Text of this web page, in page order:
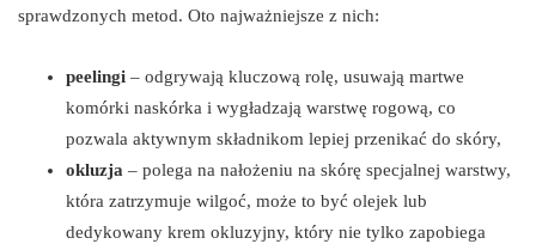
sprawdzonych metod. Oto najważniejsze z nich:
peelingi – odgrywają kluczową rolę, usuwają martwe
komórki naskórka i wygładzają warstwę rogową, co
pozwala aktywnym składnikom lepiej przenikać do skóry,
okluzja – polega na nałożeniu na skórę specjalnej warstwy,
która zatrzymuje wilgoć, może to być olejek lub
dedykowany krem okluzyjny, który nie tylko zapobiega